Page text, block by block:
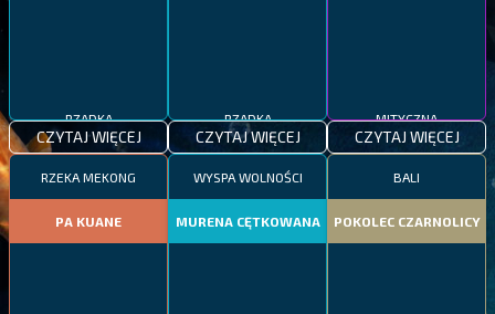
RZADKA
CZYTAJ WIĘCEJ
RZADKA
CZYTAJ WIĘCEJ
MITYCZNA
CZYTAJ WIĘCEJ
RZEKA MEKONG
PA KUANE
WYSPA WOLNOŚCI
MURENA CĘTKOWANA
BALI
POKOLEC CZARNOLICY